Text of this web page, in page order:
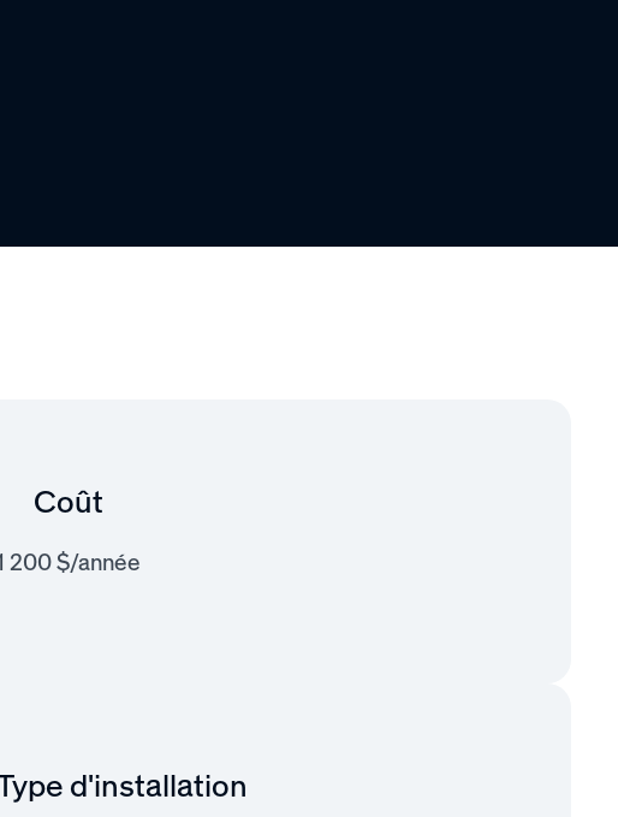
Coût
200 $/année
d'installation